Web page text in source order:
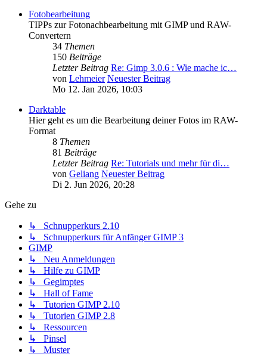
Fotobearbeitung
TIPPs zur Fotonachbearbeitung mit GIMP und RAW-
Convertern
34 Themen
150 Beiträge
Letzter Beitrag Re: Gimp 3.0.6 : Wie mache ic…
von Lehmeier Neuester Beitrag
Mo 12. Jan 2026, 10:03
Darktable
Hier geht es um die Bearbeitung deiner Fotos im RAW-
Format
8 Themen
81 Beiträge
Letzter Beitrag Re: Tutorials und mehr für di…
von Geliang Neuester Beitrag
Di 2. Jun 2026, 20:28
Gehe zu
↳ Schnupperkurs 2.10
↳ Schnupperkurs für Anfänger GIMP 3
GIMP
↳ Neu Anmeldungen
↳ Hilfe zu GIMP
↳ Gegimptes
↳ Hall of Fame
↳ Tutorien GIMP 2.10
↳ Tutorien GIMP 2.8
↳ Ressourcen
↳ Pinsel
↳ Muster